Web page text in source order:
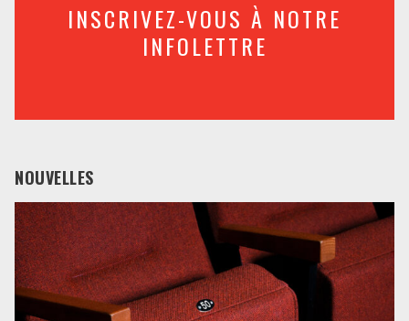
INSCRIVEZ-VOUS À NOTRE
INFOLETTRE
NOUVELLES